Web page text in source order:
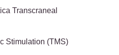
Transcraneal
Stimulation (TMS)